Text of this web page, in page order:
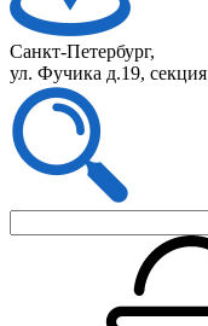
Санкт-Петербург,
ул. Фучика д.19,